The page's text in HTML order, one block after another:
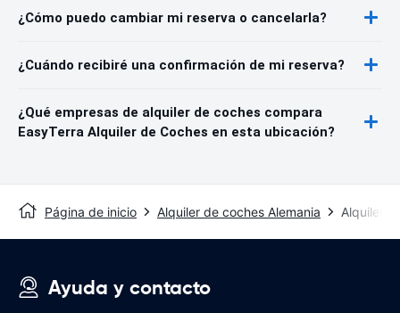
¿Cómo puedo cambiar mi reserva o cancelarla?
¿Cuándo recibiré una confirmación de mi reserva?
¿Qué empresas de alquiler de coches compara
EasyTerra Alquiler de Coches en esta ubicación?
Página de inicio Alquiler de coches Alemania Alquiler
Ayuda y contacto